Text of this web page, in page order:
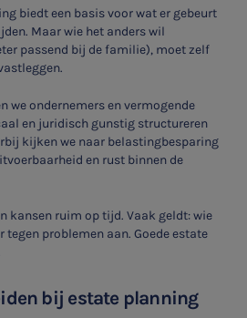
biedt een basis voor wat er gebeurt
Maar wie het anders wil
passend bij de familie), moet zelf
we ondernemers en vermogende
en juridisch gunstig structureren
kijken we naar belastingbesparing
en rust binnen de
kansen ruim op tijd. Vaak geldt: wie
problemen aan. Goede estate
bij estate planning